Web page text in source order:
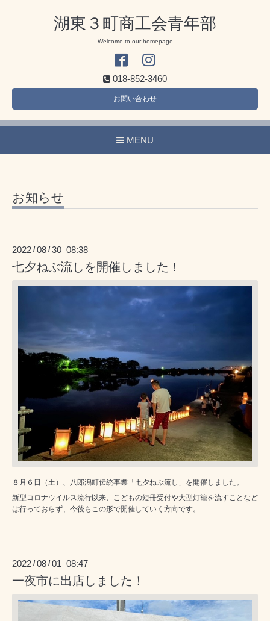
湖東３町商工会青年部
Welcome to our homepage
018-852-3460
お問い合わせ
MENU
お知らせ
2022 /08 /30 08:38
七夕ねぶ流しを開催しました！
８月６日（土）、八郎潟町伝統事業「七夕ねぶ流し」を開催しました。
新型コロナウイルス流行以来、こどもの短冊受付や大型灯籠を流すことなど
は行っておらず、今後もこの形で開催していく方向です。
2022 /08 /01 08:47
一夜市に出店しました！